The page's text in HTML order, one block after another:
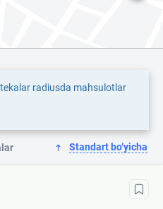
radiusda mahsulotlar
Standart bo‘yicha